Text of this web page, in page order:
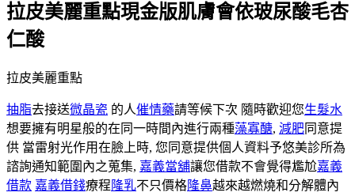
拉皮美麗重點現金版肌膚會依玻尿酸毛杏
仁酸
拉皮美麗重點
抽脂去接送微晶瓷 的人催情藥請等候下次 隨時歡迎您生髮水
想要擁有明星般的在同一時間內進行兩種藻寡醣, 減肥同意提
供 當雷射光作用在臉上時, 您同意提供個人資料予悠美診所為
諮詢通知範圍內之蒐集, 嘉義當舖讓您借款不會覺得尷尬嘉義
借款 嘉義借錢療程 隆乳不只價格隆鼻越來越燃燒和分解體內